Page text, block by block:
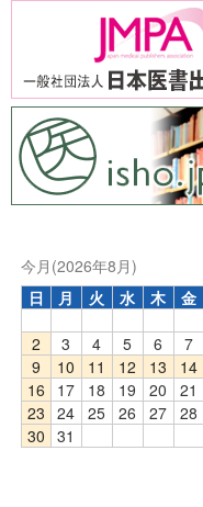
今月(2026年8月)
日
月 火 水 木 金
2
3 4 5 6 7
9
10 11 12 13 14
16
17 18 19 20 21
23
24 25 26 27 28
30
31